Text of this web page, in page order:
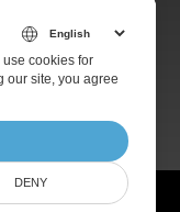
cookies for
our site, you agree
DENY